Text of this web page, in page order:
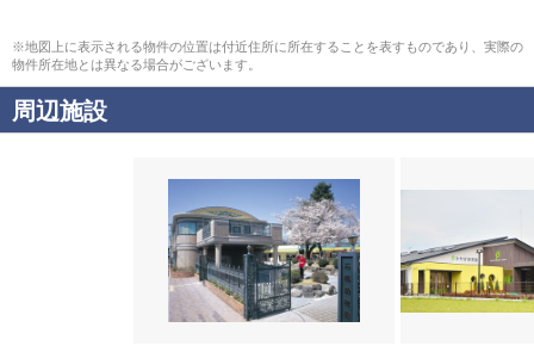
※地図上に表示される物件の位置は付近住所に所在することを表すものであり、実際の
物件所在地とは異なる場合がございます。
周辺施設